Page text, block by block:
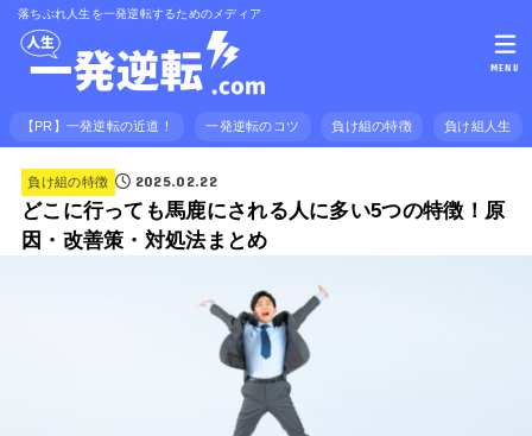
落ちぶれ人生を一発逆転するためのメディア
【PR】一発逆転の近道！ 一発逆転のコツ 負け組の特徴 負け組人生
MENU
負け組の特徴 2025.02.22
どこに行っても馬鹿にされる人に多い5つの特徴！原
因・改善策・対処法まとめ